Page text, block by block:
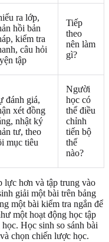
ra lớp,
hồi bản
kiểm tra
câu hỏi
tập
Tiếp
theo
nên làm
gì?
đánh giá,
xét đồng
nhật ký
tư, theo
mục tiêu
Người
học có
thể điều
chỉnh
tiến bộ
thế
nào?
lực hơn và tập trung vào
giải một bài trên bảng
một bài kiểm tra ngắn để
một hoạt động học tập
Học sinh so sánh bài
chọn chiến lược học.